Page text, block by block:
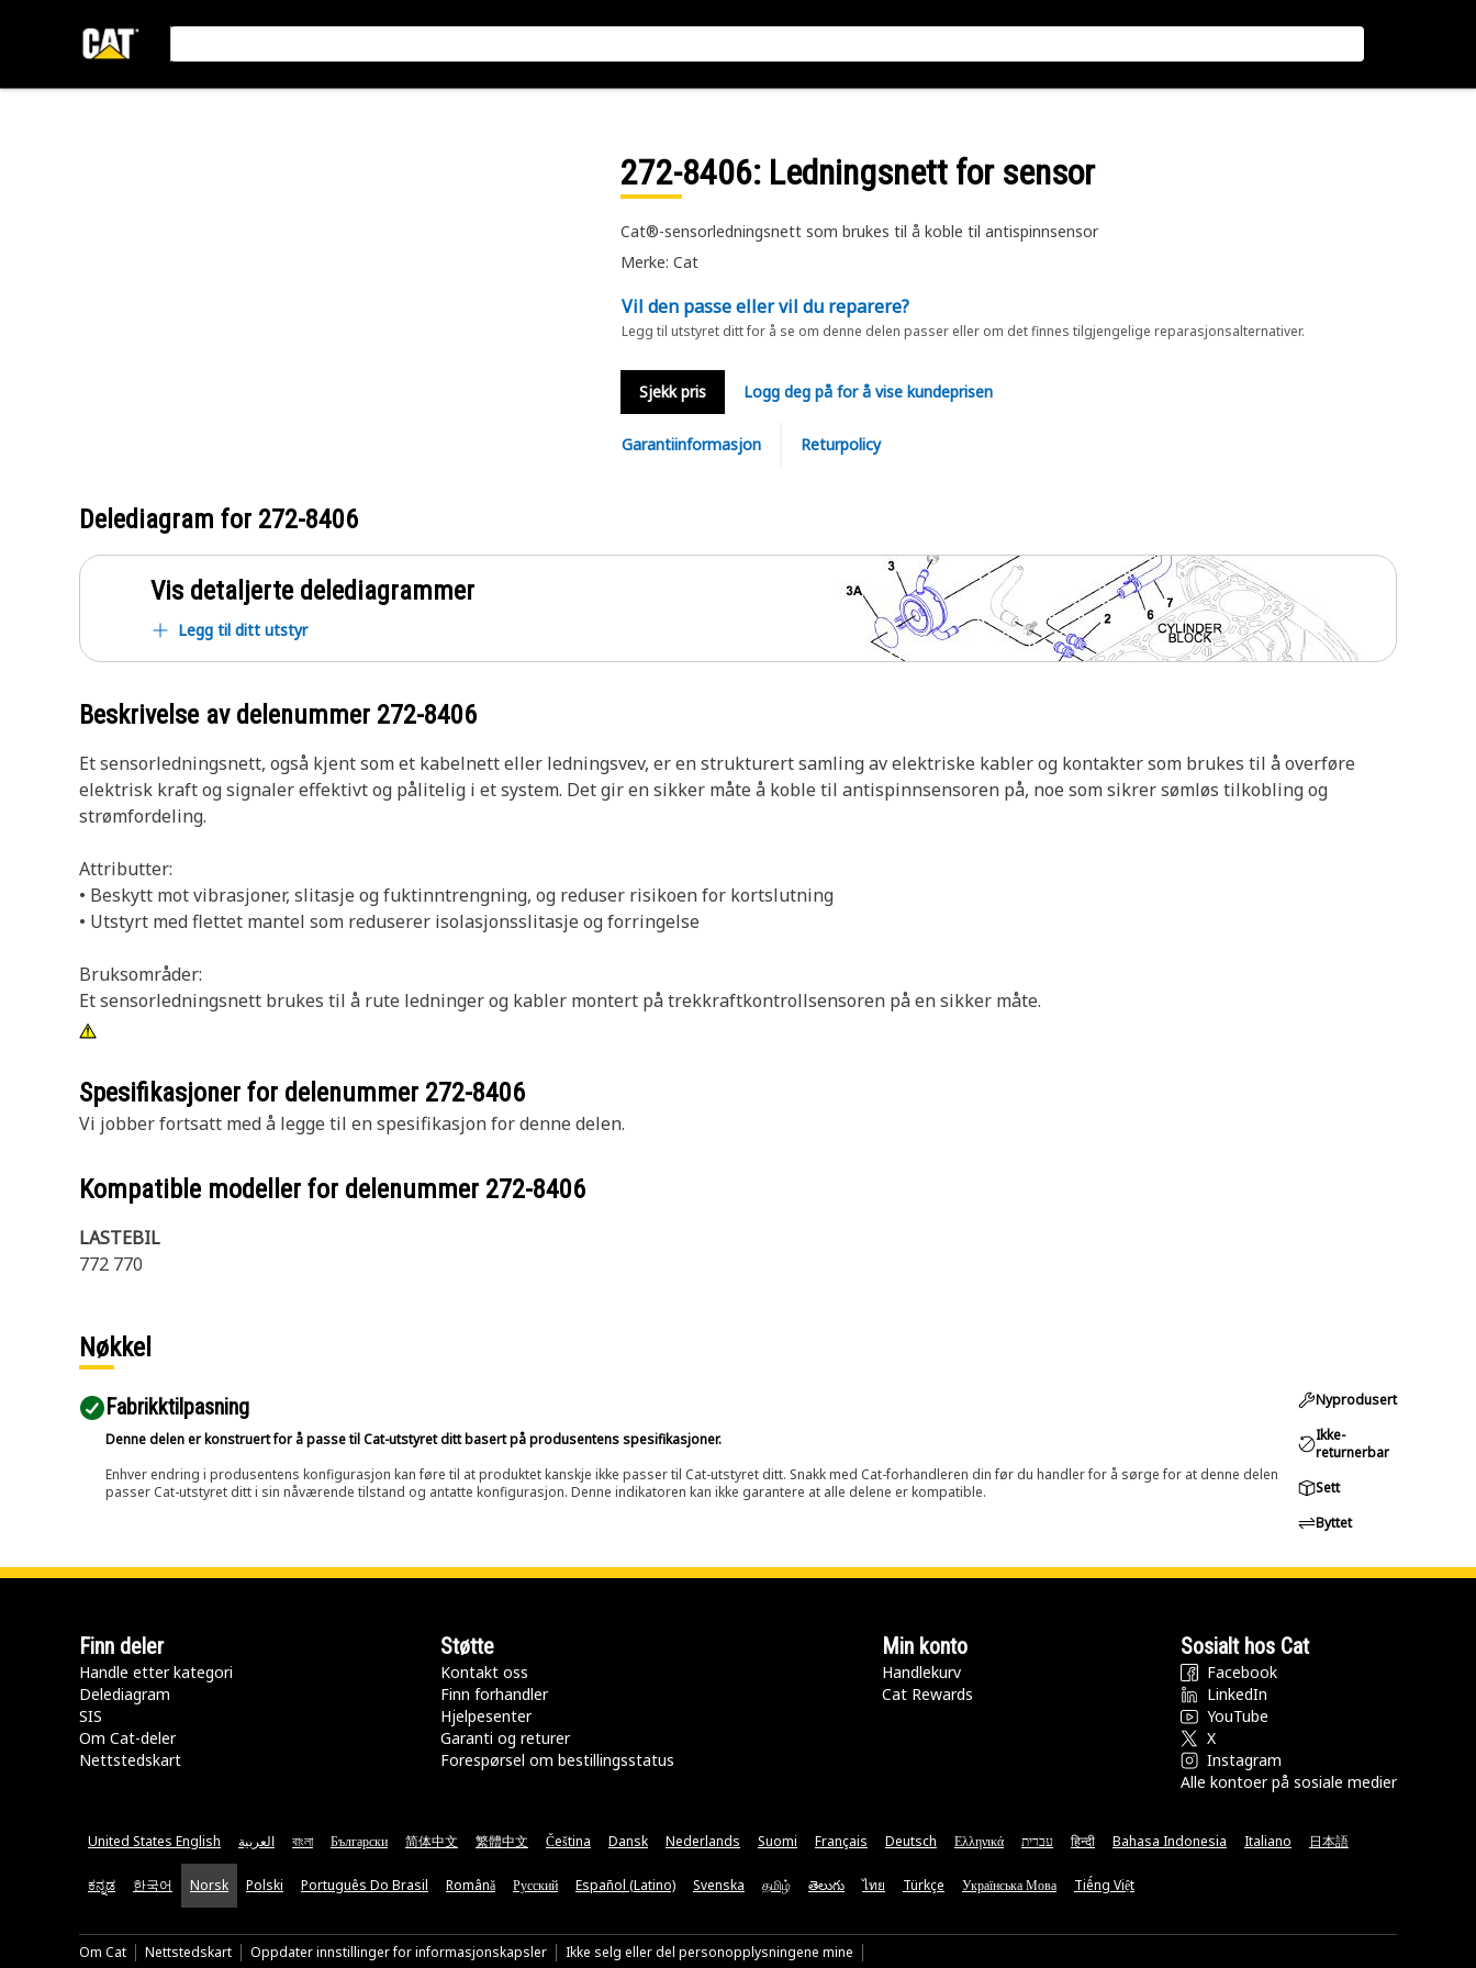
272-8406: Ledningsnett for sensor
Cat®-sensorledningsnett som brukes til å koble til antispinnsensor
Merke: Cat
Vil den passe eller vil du reparere?
Legg til utstyret ditt for å se om denne delen passer eller om det finnes tilgjengelige reparasjonsalternativer.
Sjekk pris Logg deg på for å vise kundeprisen
Garantiinformasjon Returpolicy
Delediagram for 272-8406
Vis detaljerte delediagrammer
Legg til ditt utstyr
Beskrivelse av delenummer 272-8406
Et sensorledningsnett, også kjent som et kabelnett eller ledningsvev, er en strukturert samling av elektriske kabler og kontakter som brukes til å overføre
elektrisk kraft og signaler effektivt og pålitelig i et system. Det gir en sikker måte å koble til antispinnsensoren på, noe som sikrer sømløs tilkobling og
strømfordeling.
Attributter:
• Beskytt mot vibrasjoner, slitasje og fuktinntrengning, og reduser risikoen for kortslutning
• Utstyrt med flettet mantel som reduserer isolasjonsslitasje og forringelse
Bruksområder:
Et sensorledningsnett brukes til å rute ledninger og kabler montert på trekkraftkontrollsensoren på en sikker måte.
Spesifikasjoner for delenummer 272-8406
Vi jobber fortsatt med å legge til en spesifikasjon for denne delen.
Kompatible modeller for delenummer 272-8406
LASTEBIL
772 770
Nøkkel
Fabrikktilpasning
Denne delen er konstruert for å passe til Cat-utstyret ditt basert på produsentens spesifikasjoner.
Enhver endring i produsentens konfigurasjon kan føre til at produktet kanskje ikke passer til Cat-utstyret ditt. Snakk med Cat-forhandleren din før du handler for å sørge for at denne delen
passer Cat-utstyret ditt i sin nåværende tilstand og antatte konfigurasjon. Denne indikatoren kan ikke garantere at alle delene er kompatible.
Nyprodusert
Ikke-
returnerbar
Sett
Byttet
Finn deler
Handle etter kategori
Delediagram
SIS
Om Cat-deler
Nettstedskart
Støtte
Kontakt oss
Finn forhandler
Hjelpesenter
Garanti og returer
Forespørsel om bestillingsstatus
Min konto
Handlekurv
Cat Rewards
Sosialt hos Cat
Facebook
LinkedIn
YouTube
X
Instagram
Alle kontoer på sosiale medier
United States English العربية বাংলা Български 简体中文 繁體中文 Čeština Dansk Nederlands Suomi Français Deutsch Ελληνικά עברית हिन्दी Bahasa Indonesia Italiano 日本語
ಕನ್ನಡ 한국어 Norsk Polski Português Do Brasil Română Русский Español (Latino) Svenska தமிழ் తెలుగు ไทย Türkçe Українська Мова Tiếng Việt
Om Cat Nettstedskart Oppdater innstillinger for informasjonskapsler Ikke selg eller del personopplysningene mine